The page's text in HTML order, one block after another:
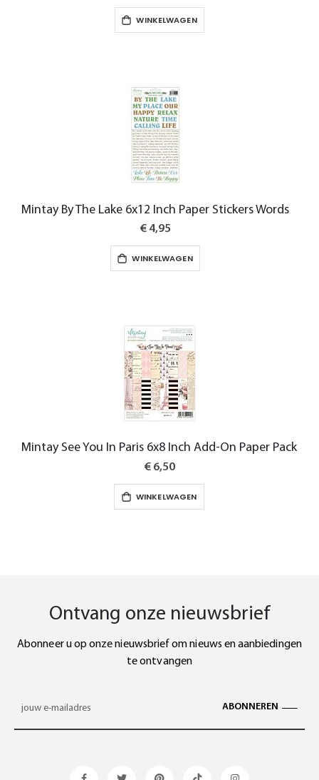
WINKELWAGEN
Mintay By The Lake 6x12 Inch Paper Stickers Words
€ 4,95
WINKELWAGEN
Mintay See You In Paris 6x8 Inch Add-On Paper Pack
€ 6,50
WINKELWAGEN
Ontvang onze nieuwsbrief
Abonneer u op onze nieuwsbrief om nieuws en aanbiedingen
te ontvangen
ABONNEREN